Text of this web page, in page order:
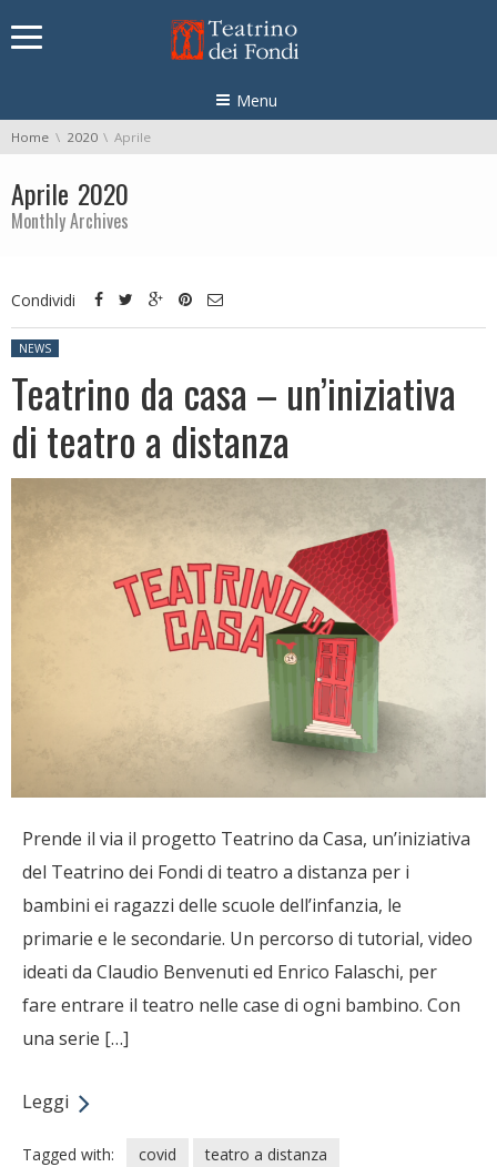
Menu
You are here:
Home 2020 Aprile
Aprile 2020
Monthly Archives
Condividi
Posted in:
NEWS
Teatrino da casa – un’iniziativa
di teatro a distanza
Prende il via il progetto Teatrino da Casa, un’iniziativa
del Teatrino dei Fondi di teatro a distanza per i
bambini ei ragazzi delle scuole dell’infanzia, le
primarie e le secondarie. Un percorso di tutorial, video
ideati da Claudio Benvenuti ed Enrico Falaschi, per
fare entrare il teatro nelle case di ogni bambino. Con
una serie […]
Leggi
Tagged with: covid teatro a distanza